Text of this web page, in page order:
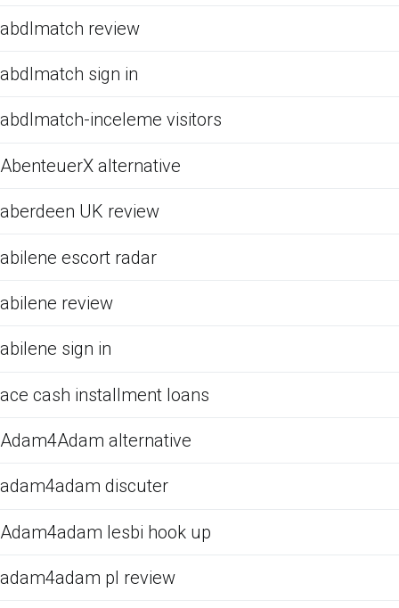
abdlmatch review
abdlmatch sign in
abdlmatch-inceleme visitors
AbenteuerX alternative
aberdeen UK review
abilene escort radar
abilene review
abilene sign in
ace cash installment loans
Adam4Adam alternative
adam4adam discuter
Adam4adam lesbi hook up
adam4adam pl review